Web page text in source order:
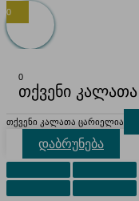
0
0
თქვენი კალათა
თქვენი კალათა ცარიელია
დაბრუნება